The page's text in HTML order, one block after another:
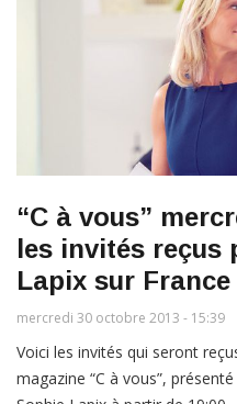
“C à vous”
les invités reçus
Lapix sur France
mercredi 30 octobre 2013 - 15:39
Voici les invités qui seront
magazine “C à vous”,